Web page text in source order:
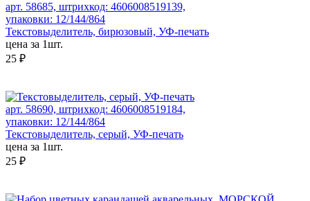
арт. 58685, штрихкод: 4606008519139,
упаковки: 12/144/864
Текстовыделитель, бирюзовый, УФ-печать
цена за 1шт.
25 ₽
арт. 58690, штрихкод: 4606008519184,
упаковки: 12/144/864
Текстовыделитель, серый, УФ-печать
цена за 1шт.
25 ₽